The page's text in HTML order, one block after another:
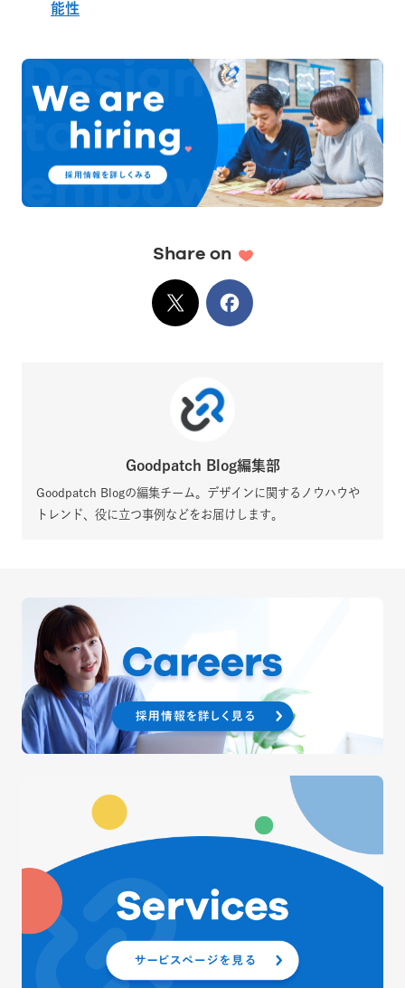
能性
Share on
XでシェアFacebook
Goodpatch Blog編集部
Goodpatch Blogの編集チーム。デザインに関するノウハウや
トレンド、役に立つ事例などをお届けします。